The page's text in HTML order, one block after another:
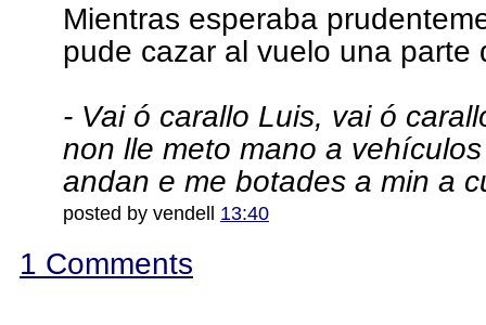
Mientras esperaba
pude cazar al vuelo una parte
- Vai ó carallo Luis, vai ó
non lle meto mano a
andan e me botades a min a
posted by vendell 13:40
1 Comments